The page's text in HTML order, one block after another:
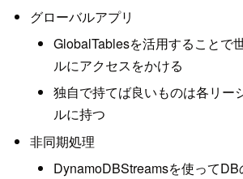
グローバルアプリ
GlobalTablesを活用することで
ルにアクセスをかける
独自で持てば良いものは各リー
ルに持つ
非同期処理
DynamoDBStreamsを使って